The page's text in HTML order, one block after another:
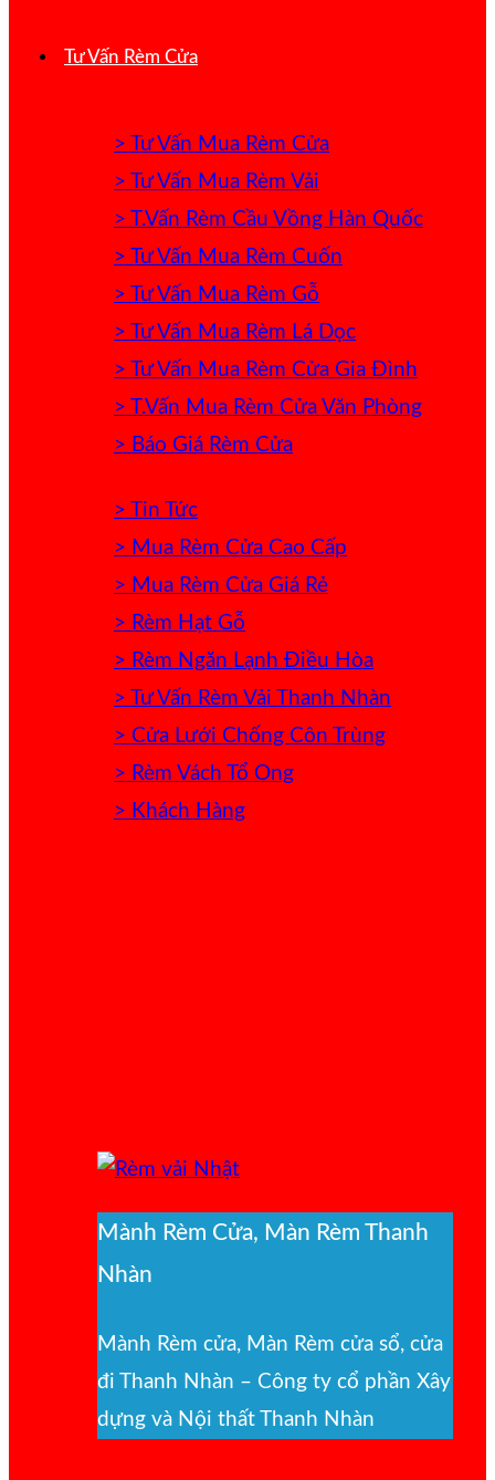
Tư Vấn Rèm Cửa
> Tư Vấn Mua Rèm Cửa
> Tư Vấn Mua Rèm Vải
> T.Vấn Rèm Cầu Vồng Hàn Quốc
> Tư Vấn Mua Rèm Cuốn
> Tư Vấn Mua Rèm Gỗ
> Tư Vấn Mua Rèm Lá Dọc
> Tư Vấn Mua Rèm Cửa Gia Đình
> T.Vấn Mua Rèm Cửa Văn Phòng
> Báo Giá Rèm Cửa
> Tin Tức
> Mua Rèm Cửa Cao Cấp
> Mua Rèm Cửa Giá Rẻ
> Rèm Hạt Gỗ
> Rèm Ngăn Lạnh Điều Hòa
> Tư Vấn Rèm Vải Thanh Nhàn
> Cửa Lưới Chống Côn Trùng
> Rèm Vách Tổ Ong
> Khách Hàng
Mành Rèm Cửa, Màn Rèm Thanh
Nhàn
Mành Rèm cửa, Màn Rèm cửa sổ, cửa
đi Thanh Nhàn – Công ty cổ phần Xây
dựng và Nội thất Thanh Nhàn